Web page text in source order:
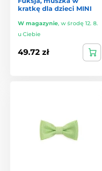
kratkę dla dzieci MINI
W magazynie, w środę 12. 8.
u Ciebie
49.72 zł